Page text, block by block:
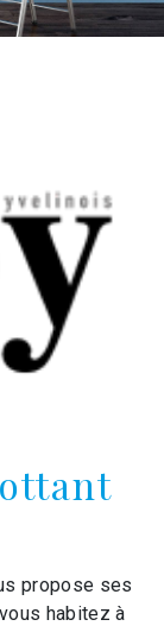
propose ses
habitez à